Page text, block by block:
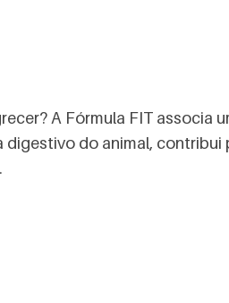
A Fórmula FIT associa
do animal, contribui